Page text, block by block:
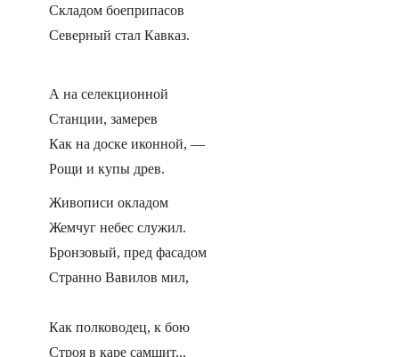
Складом боеприпасов
Северный стал Кавказ.
А на селекционной
Станции, замерев
Как на доске иконной, —
Рощи и купы древ.
Живописи окладом
Жемчуг небес служил.
Бронзовый, пред фасадом
Странно Вавилов мил,
Как полководец, к бою
Строя в каре самшит...